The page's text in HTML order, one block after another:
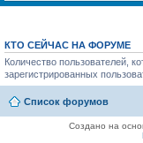
КТО СЕЙЧАС НА ФОРУМЕ
Количество пользователей,
зарегистрированных
Список форумов
Создано на